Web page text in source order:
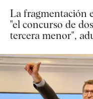
La fragmentación
"el concurso de
tercera menor",